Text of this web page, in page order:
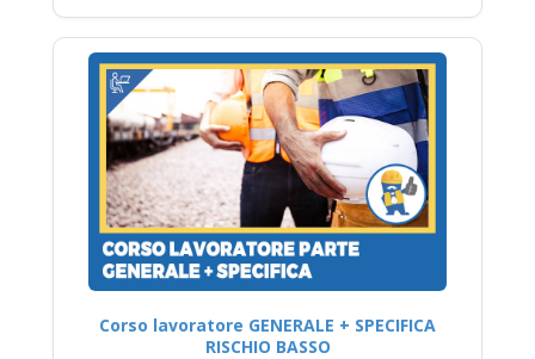
Corso lavoratore GENERALE + SPECIFICA
RISCHIO BASSO